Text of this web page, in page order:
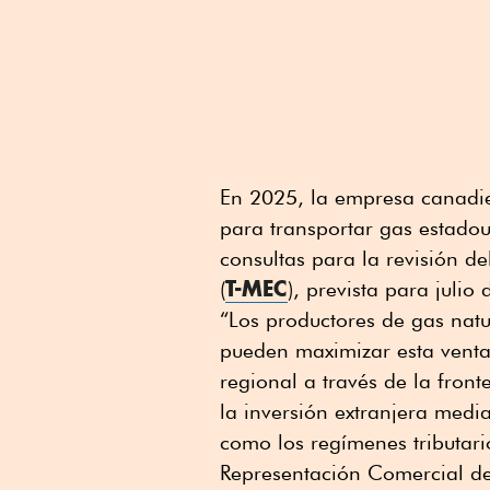
En 2025, la empresa
para transportar gas
consultas para la revisión
(T-MEC), prevista para julio
“Los productores de gas
pueden maximizar esta
regional a través de la
la inversión extranjera
como los regímenes
Representación Comercial